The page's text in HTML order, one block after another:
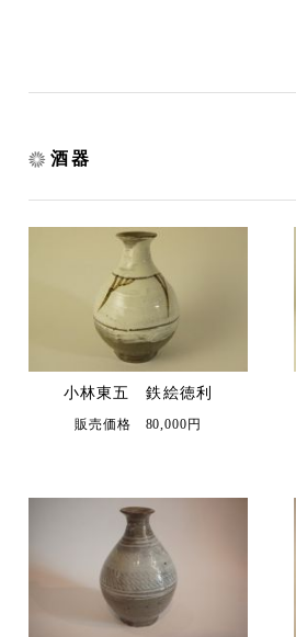
酒器
小林東五 鉄絵徳利
販売価格 80,000円